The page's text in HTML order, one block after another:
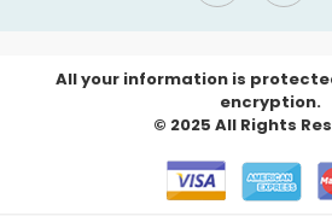
All your information is
encryption.
© 2025 All Rights